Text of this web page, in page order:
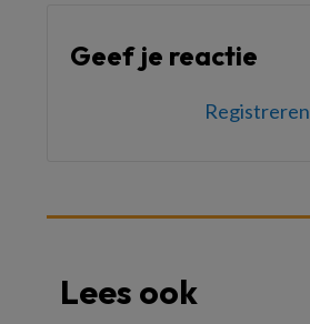
Geef je reactie
Registreren
Lees ook